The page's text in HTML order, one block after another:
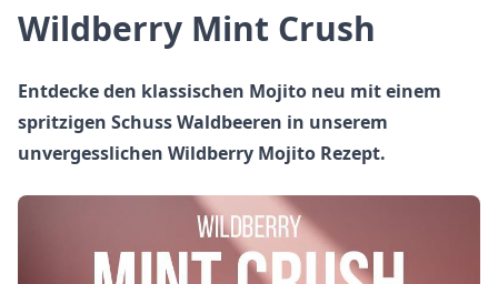
Wildberry Mint Crush
Entdecke den klassischen Mojito neu mit einem
spritzigen Schuss Waldbeeren in unserem
unvergesslichen Wildberry Mojito Rezept.